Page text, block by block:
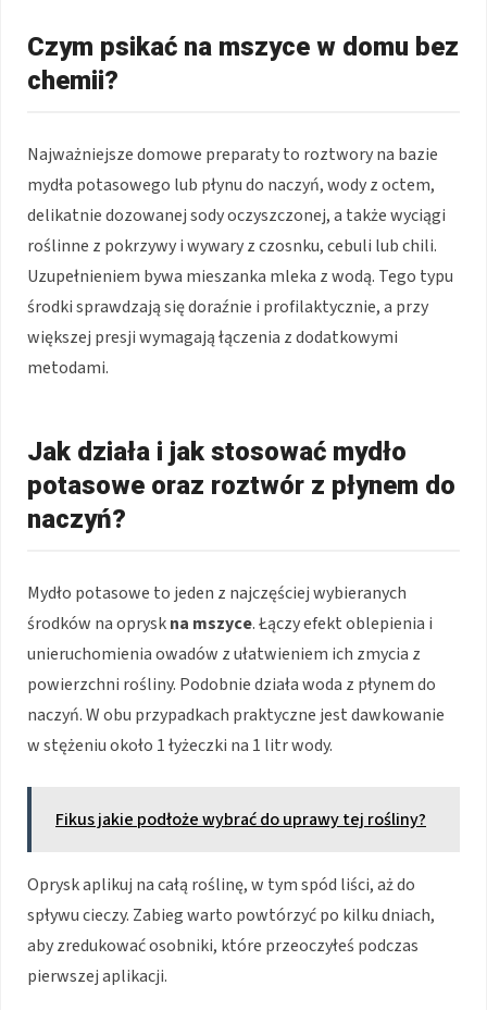
Czym psikać na mszyce w domu bez
chemii?
Najważniejsze domowe preparaty to roztwory na bazie
mydła potasowego lub płynu do naczyń, wody z octem,
delikatnie dozowanej sody oczyszczonej, a także wyciągi
roślinne z pokrzywy i wywary z czosnku, cebuli lub chili.
Uzupełnieniem bywa mieszanka mleka z wodą. Tego typu
środki sprawdzają się doraźnie i profilaktycznie, a przy
większej presji wymagają łączenia z dodatkowymi
metodami.
Jak działa i jak stosować mydło
potasowe oraz roztwór z płynem do
naczyń?
Mydło potasowe to jeden z najczęściej wybieranych
środków na opryskna mszyce. Łączy efekt oblepienia i
unieruchomienia owadów z ułatwieniem ich zmycia z
powierzchni rośliny. Podobnie działa woda z płynem do
naczyń. W obu przypadkach praktyczne jest dawkowanie
w stężeniu około 1 łyżeczki na 1 litr wody.
Fikus jakie podłoże wybrać do uprawy tej rośliny?
Oprysk aplikuj na całą roślinę, w tym spód liści, aż do
spływu cieczy. Zabieg warto powtórzyć po kilku dniach,
aby zredukować osobniki, które przeoczyłeś podczas
pierwszej aplikacji.